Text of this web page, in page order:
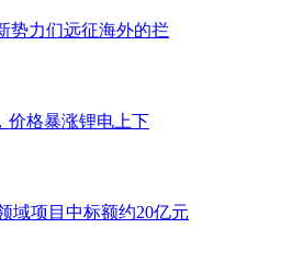
势力们远征海外的拦
价格暴涨锂电上下
域项目中标额约20亿元